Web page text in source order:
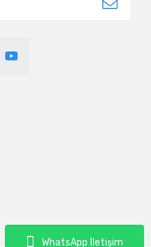
WhatsApp İletişim